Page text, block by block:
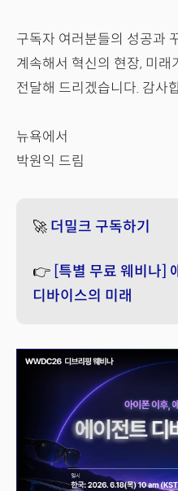
구독자 여러분들의 성공과
계속해서 혁신의 현장, 미
전달해 드리겠습니다. 감사
뉴욕에서
박원익 드림
🚀 더밀크 구독하기
👉 [특별 무료 웨비나]
디바이스의 미래